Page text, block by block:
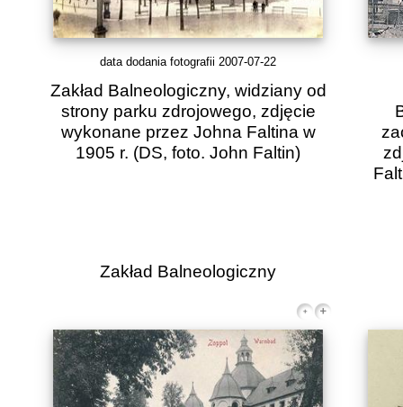
data dodania fotografii 2007-07-22
Zakład Balneologiczny, widziany od
strony parku zdrojowego, zdjęcie
wykonane przez Johna Faltina w
1905 r. (DS, foto. John Faltin)
Zakład Balneologiczny